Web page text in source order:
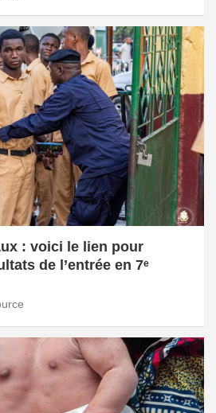
: voici le lien pour
de l’entrée en 7ᵉ